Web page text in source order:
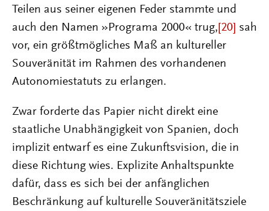
Teilen aus seiner eigenen Feder stammte und
auch den Namen »Programa 2000« trug, [20] sah
vor, ein größtmögliches Maß an kultureller
Souveränität im Rahmen des vorhandenen
Autonomiestatuts zu erlangen.
Zwar forderte das Papier nicht direkt eine
staatliche Unabhängigkeit von Spanien, doch
implizit entwarf es eine Zukunftsvision, die in
diese Richtung wies. Explizite Anhaltspunkte
dafür, dass es sich bei der anfänglichen
Beschränkung auf kulturelle Souveränitätsziele